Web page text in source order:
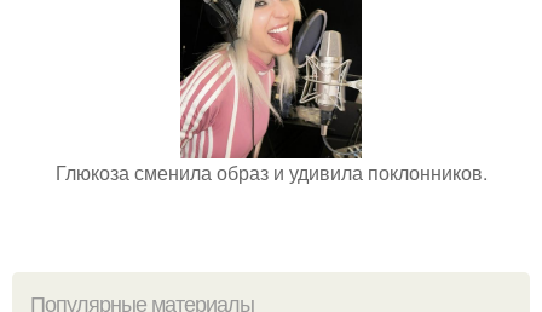
Глюкоза сменила образ и удивила поклонников.
Популярные материалы